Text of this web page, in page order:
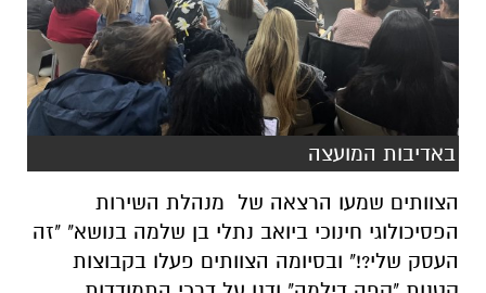
באדיבות המועצה
הצוותים שמעו הרצאה של מנהלת השירות
הפסיכולוגי חינוכי ביואב נתלי בן שלמה בנושא" "זה
העסק שלי?!" ובסיומה הצוותים פעלו בקבוצות